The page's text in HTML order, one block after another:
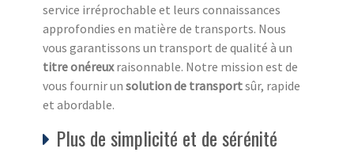
service irréprochable et leurs connaissances
approfondies en matière de transports. Nous
vous garantissons un transport de qualité à un
titre onéreuxraisonnable. Notre mission est de
vous fournir un solution de transportsûr, rapide
et abordable.
Plus de simplicité et de sérénité